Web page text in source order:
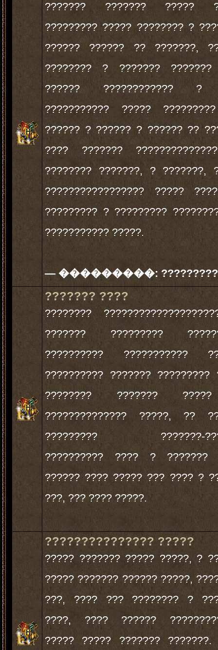
??????? ??????? ?????
????????? ????? ???????? ?
?????? ?????? ?? ???????,
???????? ? ??????? ???????
?????? ???????????? ?
??????????? ?????
?????? ? ?????? ? ?????? ??
???? ???????
???????? ???????, ? ???????,
????????????????? ?????
????????? ? ?????????
??????????? ?????.
— ���������:
??????? ????
????????
??????? ?????????
?????????? ???????????
?????????? ??????? ?????????
???????? ???????
?????????????? ?????, ??
????????? ???????-
?????????? ???? ? ???????
?????? ???? ????? ??? ???? ?
???, ??? ???? ?????.
??????????????? ?????
????? ??????? ????? ?????, ?
????? ??????? ?????? ?????,
???, ???? ??? ???????? ?
????, ???? ??????
????? ????? ??????? ???????.